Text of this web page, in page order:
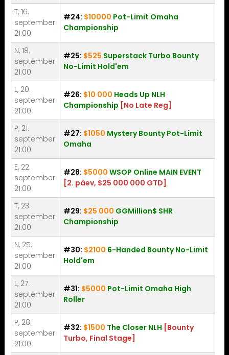
T, 16.
september
21:00
#24: $10000 Pot-Limit Omaha
Championship
N, 18.
september
21:00
#25: $525 Superstack Turbo Bounty
No-Limit Hold'em
L, 20.
september
21:00
#26: $10 000 Heads Up NLH
Championship [No Late Reg]
P, 21.
september
21:00
#27: $1050 Mystery Bounty Pot-Limit
Omaha
E, 22.
september
21:00
#28: $5000 WSOP Online MAIN EVENT
[2. päev, $25 000 000 GTD]
T, 23.
september
21:00
#29: $25 000 GGMillion$ SHR
Championship
N, 25.
september
21:00
#30: $2100 6-Handed Bounty No-Limit
Hold'em
L, 27.
september
21:00
#31: $5000 Pot-Limit Omaha High
Roller
P, 28.
september
21:00
#32: $1500 The Closer NLH [Bounty
Turbo, Final Stage]